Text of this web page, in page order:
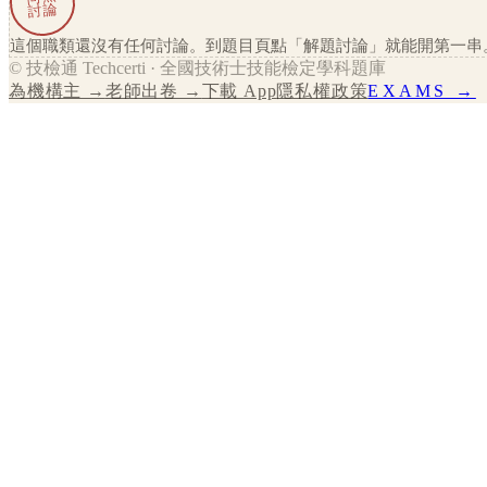
討論
這個職類還沒有任何討論。到題目頁點「解題討論」就能開第一串
© 技檢通 Techcerti · 全國技術士技能檢定學科題庫
為機構主 → 老師出卷 → 下載 App隱私權政策EXAMS →